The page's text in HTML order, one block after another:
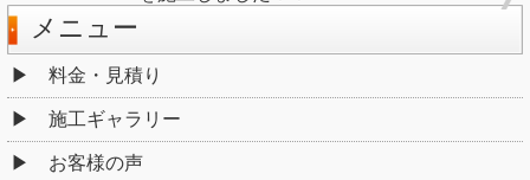
メニュー
料金・見積り
施工ギャラリー
お客様の声